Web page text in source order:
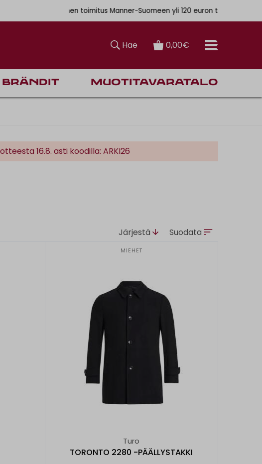
Ilmainen toimitus Manner-Suomeen yli 120 euron tilauksiin
Hae 0,00€
Brändit Muotitavaratalo
16.8. asti koodilla: ARKI26
Järjestä Suodata
MIEHET
Turo
TORONTO 2280 -PÄÄLLYSTAKKI